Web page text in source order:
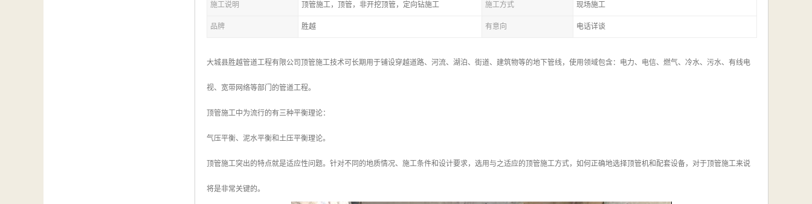
施工说明 顶管施工，顶管，非开挖顶管，定向钻施工 施工方式 现场施工
品牌 胜越 有意向 电话详谈
大城县胜越管道工程有限公司顶管施工技术可长期用于铺设穿越道路、河流、湖泊、街道、建筑物等的地下管线，使用领域包含：电力、电信、燃气、冷水、污水、有线电
视、宽带网络等部门的管道工程。
顶管施工中为流行的有三种平衡理论：
气压平衡、泥水平衡和土压平衡理论。
顶管施工突出的特点就是适应性问题。针对不同的地质情况、施工条件和设计要求，选用与之适应的顶管施工方式，如何正确地选择顶管机和配套设备，对于顶管施工来说
将是非常关键的。